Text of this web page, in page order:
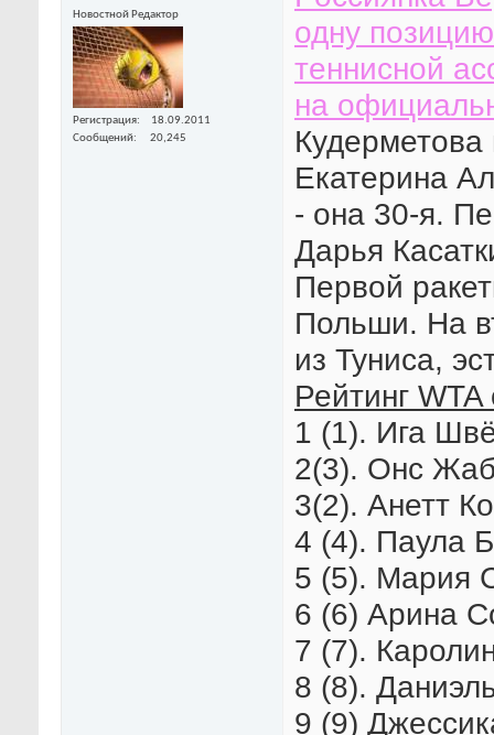
Новостной Редактор
Регистрация
18.09.2011
Сообщений
20,245
одну
теннисной
на
Екатерина
- она 30-я.
Дарья
Первой
Польши. На
из Туниса,
Рейтинг
1 (1). Ига
2(3). Онс
3(2). Анетт
4 (4). Паула
5 (5). Мария
6 (6) Арина
7 (7).
8 (8).
9 (9)